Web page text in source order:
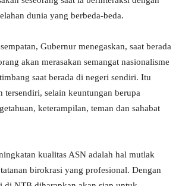
dunia yang berbeda-beda.
Gubernur menegaskan, saat berada
akan merasakan semangat nasionalisme
saat berada di negeri sendiri. Itu
tersendiri, selain keuntungan berupa
keterampilan, teman dan sahabat
kualitas ASN adalah hal mutlak
birokrasi yang profesional. Dengan